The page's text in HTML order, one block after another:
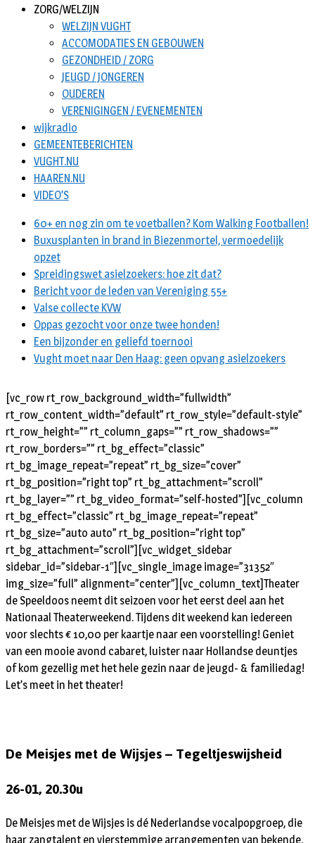
ZORG/WELZIJN
WELZIJN VUGHT
ACCOMODATIES EN GEBOUWEN
GEZONDHEID / ZORG
JEUGD / JONGEREN
OUDEREN
VERENIGINGEN / EVENEMENTEN
wijkradio
GEMEENTEBERICHTEN
VUGHT.NU
HAAREN.NU
VIDEO’S
60+ en nog zin om te voetballen? Kom Walking Footballen!
Buxusplanten in brand in Biezenmortel, vermoedelijk
opzet
Spreidingswet asielzoekers: hoe zit dat?
Bericht voor de leden van Vereniging 55+
Valse collecte KVW
Oppas gezocht voor onze twee honden!
Een bijzonder en geliefd toernooi
Vught moet naar Den Haag: geen opvang asielzoekers
[vc_row rt_row_background_width=”fullwidth”
rt_row_content_width=”default” rt_row_style=”default-style”
rt_row_height=”” rt_column_gaps=”” rt_row_shadows=””
rt_row_borders=”” rt_bg_effect=”classic”
rt_bg_image_repeat=”repeat” rt_bg_size=”cover”
rt_bg_position=”right top” rt_bg_attachment=”scroll”
rt_bg_layer=”” rt_bg_video_format=”self-hosted”][vc_column
rt_bg_effect=”classic” rt_bg_image_repeat=”repeat”
rt_bg_size=”auto auto” rt_bg_position=”right top”
rt_bg_attachment=”scroll”][vc_widget_sidebar
sidebar_id=”sidebar-1″][vc_single_image image=”31352″
img_size=”full” alignment=”center”][vc_column_text]Theater
de Speeldoos neemt dit seizoen voor het eerst deel aan het
Nationaal Theaterweekend. Tijdens dit weekend kan iedereen
voor slechts € 10,00 per kaartje naar een voorstelling! Geniet
van een mooie avond cabaret, luister naar Hollandse deuntjes
of kom gezellig met het hele gezin naar de jeugd- & familiedag!
Let’s meet in het theater!
De Meisjes met de Wijsjes – Tegeltjeswijsheid
26-01, 20.30u
De Meisjes met de Wijsjes is dé Nederlandse vocalpopgroep, die
haar zangtalent en vierstemmige arrangementen van bekende,